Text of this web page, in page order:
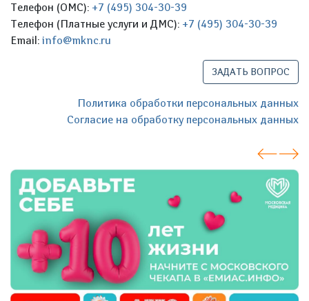
Телефон (ОМС): +7 (495) 304-30-39
Телефон (Платные услуги и ДМС): +7 (495) 304-30-39
Email: info@mknc.ru
ЗАДАТЬ ВОПРОС
Политика обработки персональных данных
Согласие на обработку персональных данных